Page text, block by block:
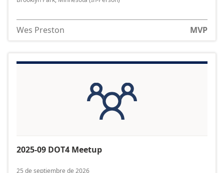
Wes Preston MVP
2025-09 DOT4 Meetup
25 de septiembre de 2026